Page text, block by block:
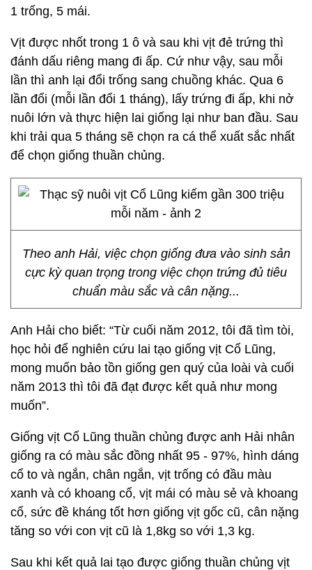
1 trống, 5 mái.
Vịt được nhốt trong 1 ô và sau khi vịt đẻ trứng thì
đánh dấu riêng mang đi ấp. Cứ như vậy, sau mỗi
lần thì anh lại đổi trống sang chuồng khác. Qua 6
lần đổi (mỗi lần đổi 1 tháng), lấy trứng đi ấp, khi nở
nuôi lớn và thực hiện lai giống lại như ban đầu. Sau
khi trải qua 5 tháng sẽ chọn ra cá thể xuất sắc nhất
để chọn giống thuần chủng.
Theo anh Hải, việc chọn giống đưa vào sinh sản
cực kỳ quan trọng trong việc chọn trứng đủ tiêu
chuẩn màu sắc và cân nặng...
Anh Hải cho biết: “Từ cuối năm 2012, tôi đã tìm tòi,
học hỏi để nghiên cứu lai tạo giống vịt Cổ Lũng,
mong muốn bảo tồn giống gen quý của loài và cuối
năm 2013 thì tôi đã đạt được kết quả như mong
muốn”.
Giống vịt Cổ Lũng thuần chủng được anh Hải nhân
giống ra có màu sắc đồng nhất 95 - 97%, hình dáng
cổ to và ngắn, chân ngắn, vịt trống có đầu màu
xanh và có khoang cổ, vịt mái có màu sẻ và khoang
cổ, sức đề kháng tốt hơn giống vịt gốc cũ, cân nặng
tăng so với con vịt cũ là 1,8kg so với 1,3 kg.
Sau khi kết quả lai tạo được giống thuần chủng vịt